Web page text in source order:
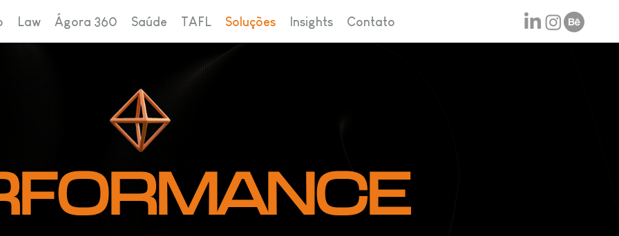
Law Ágora 360 Saúde TAFL Soluções Insights Contato